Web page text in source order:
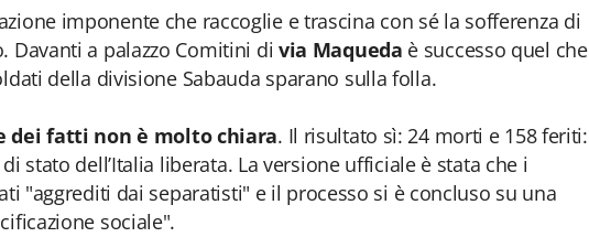
imponente che raccoglie e trascina con sé la sofferenza di
Davanti a palazzo Comitini di via Maqueda è successo quel che
della divisione Sabauda sparano sulla folla.
dei fatti non è molto chiara. Il risultato sì: 24 morti e 158 feriti:
stato dell’Italia liberata. La versione ufficiale è stata che i
"aggrediti dai separatisti" e il processo si è concluso su una
sociale".